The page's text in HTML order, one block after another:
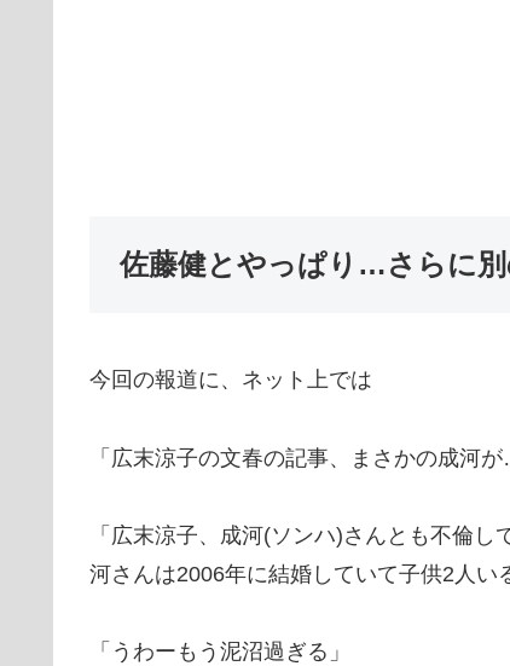
佐藤健とやっぱり…さらに
今回の報道に、ネット上では
「広末涼子の文春の記事、まさかの成河
「広末涼子、成河(ソンハ)さんとも不倫
河さんは2006年に結婚していて子供2人い
「うわーもう泥沼過ぎる」